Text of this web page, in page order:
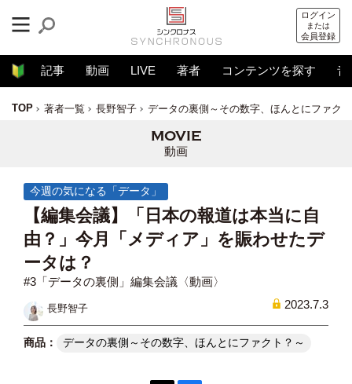
ログイン
または
会員登録
記事 動画 LIVE 著者 コンテンツを探す 音
TOP 著者一覧 長野智子 データの裏側～その数字、ほんとにファク
動画
今週の気になる「データ」
【編集会議】「日本の報道は本当に自
由？」今月「メディア」を賑わせたデ
ータは？
#3「データの裏側」編集会議〈動画〉
長野智子 2023.7.3
データの裏側～その数字、ほんとにファクト？～